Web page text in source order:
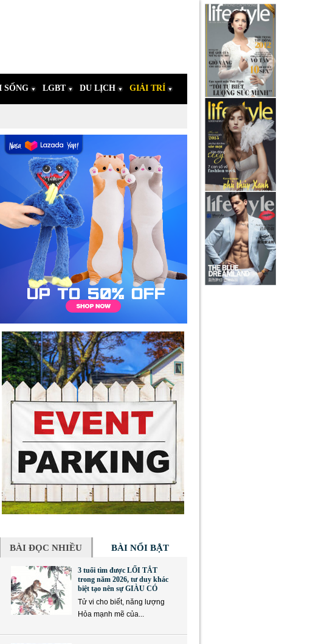
SỐNG LGBT DU LỊCH GIẢI TRÍ
BÀI ĐỌC NHIỀU BÀI NỔI BẬT
3 tuổi tìm được LỐI TẮT
trong năm 2026, tư duy khác
biệt tạo nên sự GIÀU CÓ
Tử vi cho biết, năng lượng
Hỏa mạnh mẽ của...